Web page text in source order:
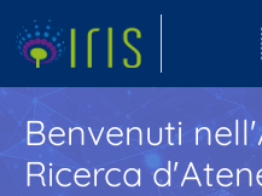
Benvenuti
Ricerca